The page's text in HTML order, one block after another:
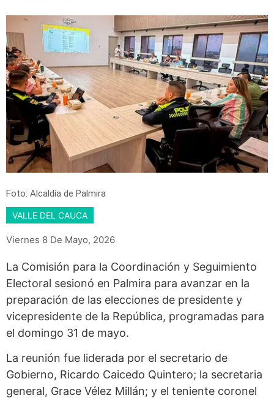
Foto: Alcaldía de Palmira
VALLE DEL CAUCA
Viernes 8 De Mayo, 2026
La Comisión para la Coordinación y Seguimiento
Electoral sesionó en Palmira para avanzar en la
preparación de las elecciones de presidente y
vicepresidente de la República, programadas para
el domingo 31 de mayo.
La reunión fue liderada por el secretario de
Gobierno, Ricardo Caicedo Quintero; la secretaria
general, Grace Vélez Millán; y el teniente coronel